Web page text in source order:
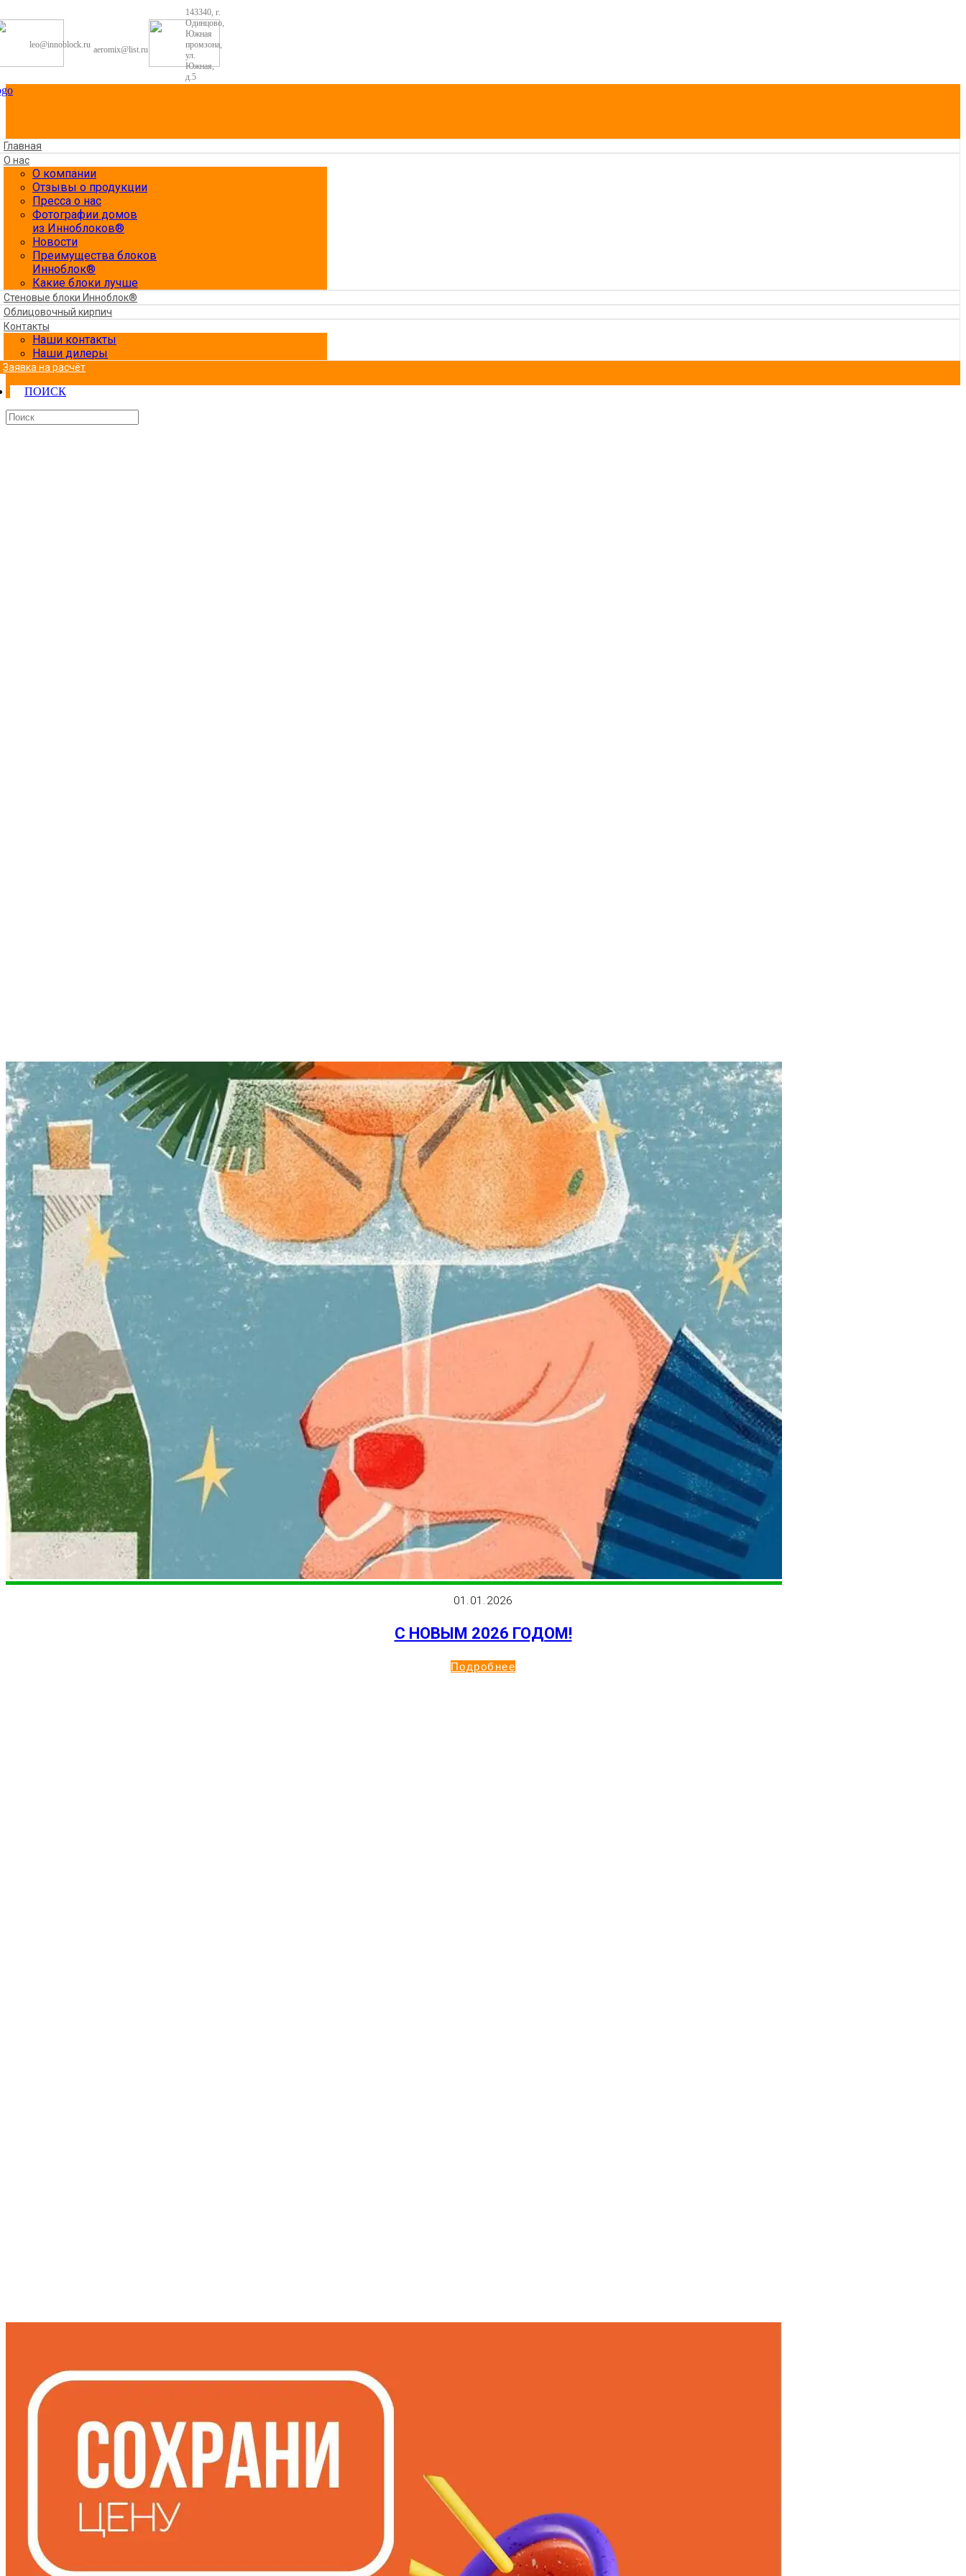
leo@innoblock.ru aeromix@list.ru
143340, г.
Одинцово,
Южная
промзона,
ул.
Южная,
д.5
Главная
О нас
О компании
Отзывы о продукции
Пресса о нас
Фотографии домов
из Инноблоков®
Новости
Преимущества блоков
Инноблок®
Какие блоки лучше
Стеновые блоки Инноблок®
Облицовочный кирпич
Контакты
Наши контакты
Наши дилеры
Заявка на расчёт
ПОИСК
01.01.2026
С НОВЫМ 2026 ГОДОМ!
Подробнее